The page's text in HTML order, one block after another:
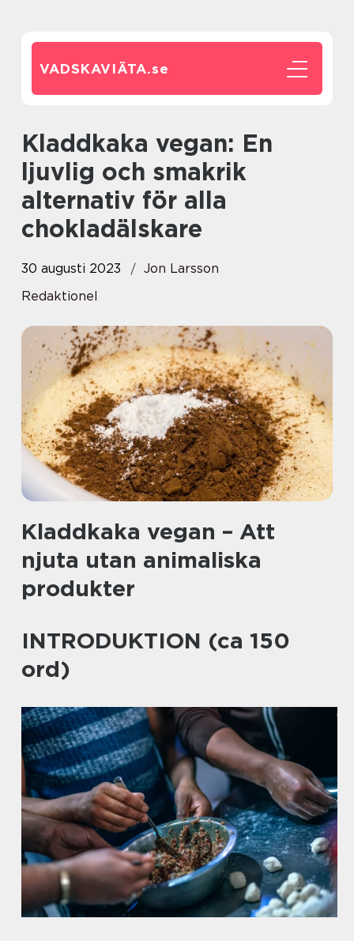
VADSKAVIÄTA.se
Kladdkaka vegan: En
ljuvlig och smakrik
alternativ för alla
chokladälskare
30 augusti 2023
Jon Larsson
Redaktionel
Kladdkaka vegan – Att
njuta utan animaliska
produkter
INTRODUKTION (ca 150
ord)